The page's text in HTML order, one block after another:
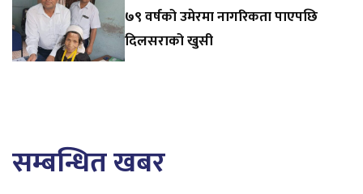
७९ वर्षको उमेरमा नागरिकता पाएपछि
दिलसराको खुसी
सम्बन्धित खबर